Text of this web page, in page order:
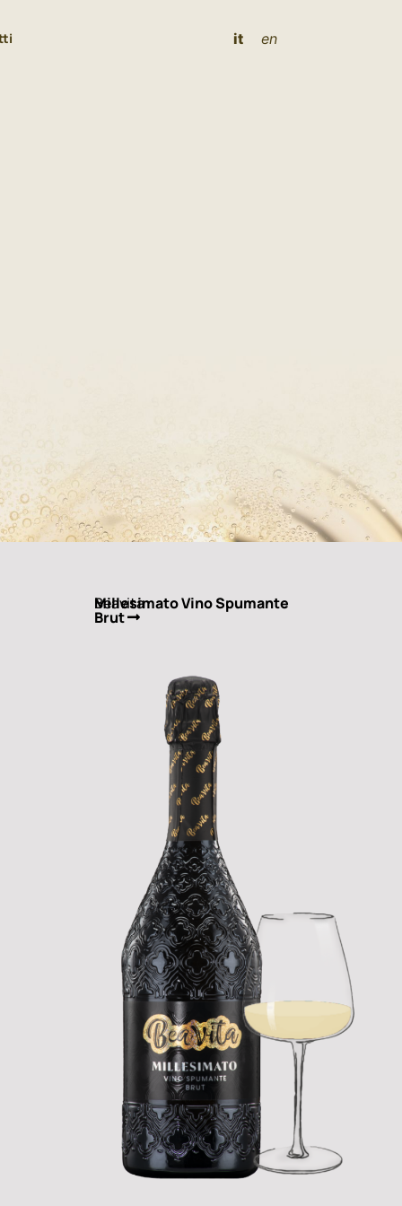
it en
Beavita
Millesimato Vino Spumante
Brut